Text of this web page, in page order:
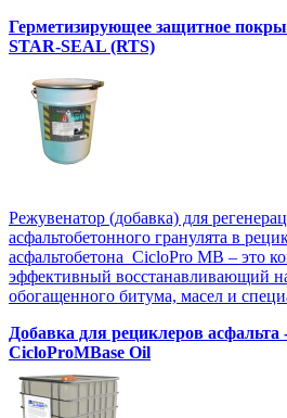
Герметизирующее защитное
STAR-SEAL (RTS)
Режувенатор (добавка) для
асфальтобетонного гранулята в
асфальтобетона CicloPro MB – это
эффективный восстанавливающий
обогащенного битума, масел и
Добавка для рециклеров асфальта
CicloProMBase Oil